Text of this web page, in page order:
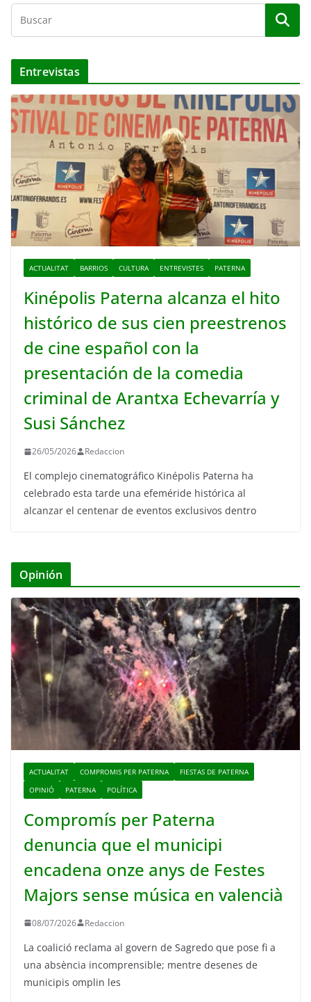
Entrevistas
ACTUALITAT BARRIOS CULTURA ENTREVISTES PATERNA
Kinépolis Paterna alcanza el hito
histórico de sus cien preestrenos
de cine español con la
presentación de la comedia
criminal de Arantxa Echevarría y
Susi Sánchez
26/05/2026 Redaccion
El complejo cinematográfico Kinépolis Paterna ha
celebrado esta tarde una efeméride histórica al
alcanzar el centenar de eventos exclusivos dentro
Opinión
ACTUALITAT COMPROMIS PER PATERNA
FIESTAS DE PATERNA
OPINIÓ
PATERNA POLÍTICA
Compromís per Paterna
denuncia que el municipi
encadena onze anys de Festes
Majors sense música en valencià
08/07/2026 Redaccion
La coalició reclama al govern de Sagredo que pose fi a
una absència incomprensible; mentre desenes de
municipis omplin les